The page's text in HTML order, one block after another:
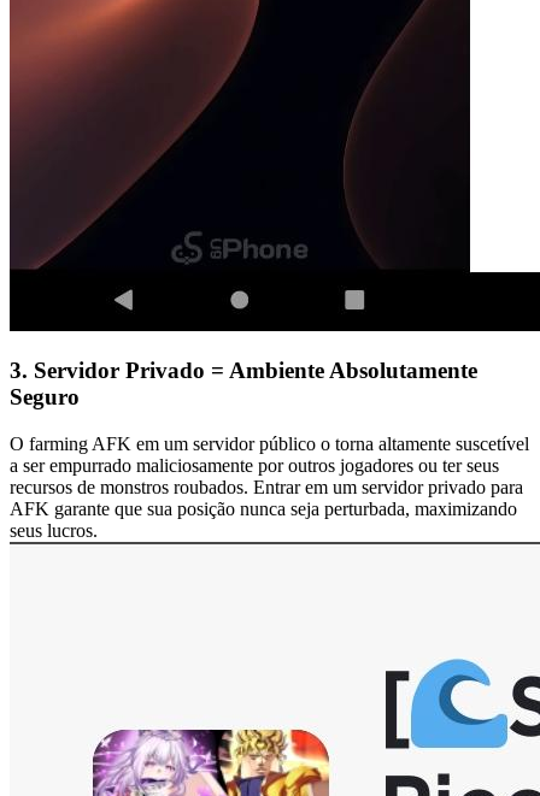
3. Servidor Privado = Ambiente Absolutamente
Seguro
O farming AFK em um servidor público o torna altamente suscetível
a ser empurrado maliciosamente por outros jogadores ou ter seus
recursos de monstros roubados. Entrar em um servidor privado para
AFK garante que sua posição nunca seja perturbada, maximizando
seus lucros.